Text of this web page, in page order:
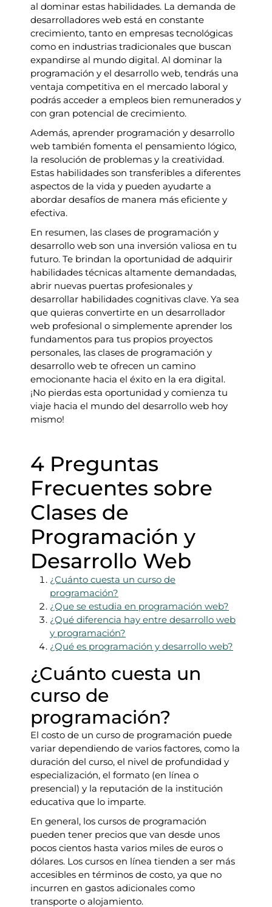
al dominar estas habilidades. La demanda de
desarrolladores web está en constante
crecimiento, tanto en empresas tecnológicas
como en industrias tradicionales que buscan
expandirse al mundo digital. Al dominar la
programación y el desarrollo web, tendrás una
ventaja competitiva en el mercado laboral y
podrás acceder a empleos bien remunerados y
con gran potencial de crecimiento.
Además, aprender programación y desarrollo
web también fomenta el pensamiento lógico,
la resolución de problemas y la creatividad.
Estas habilidades son transferibles a diferentes
aspectos de la vida y pueden ayudarte a
abordar desafíos de manera más eficiente y
efectiva.
En resumen, las clases de programación y
desarrollo web son una inversión valiosa en tu
futuro. Te brindan la oportunidad de adquirir
habilidades técnicas altamente demandadas,
abrir nuevas puertas profesionales y
desarrollar habilidades cognitivas clave. Ya sea
que quieras convertirte en un desarrollador
web profesional o simplemente aprender los
fundamentos para tus propios proyectos
personales, las clases de programación y
desarrollo web te ofrecen un camino
emocionante hacia el éxito en la era digital.
¡No pierdas esta oportunidad y comienza tu
viaje hacia el mundo del desarrollo web hoy
mismo!
4 Preguntas
Frecuentes sobre
Clases de
Programación y
Desarrollo Web
¿Cuánto cuesta un curso de
programación?
¿Que se estudia en programación web?
¿Qué diferencia hay entre desarrollo web
y programación?
¿Qué es programación y desarrollo web?
¿Cuánto cuesta un
curso de
programación?
El costo de un curso de programación puede
variar dependiendo de varios factores, como la
duración del curso, el nivel de profundidad y
especialización, el formato (en línea o
presencial) y la reputación de la institución
educativa que lo imparte.
En general, los cursos de programación
pueden tener precios que van desde unos
pocos cientos hasta varios miles de euros o
dólares. Los cursos en línea tienden a ser más
accesibles en términos de costo, ya que no
incurren en gastos adicionales como
transporte o alojamiento.